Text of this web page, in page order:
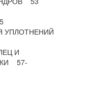
УПЛОТНЕНИЙ
И
57-